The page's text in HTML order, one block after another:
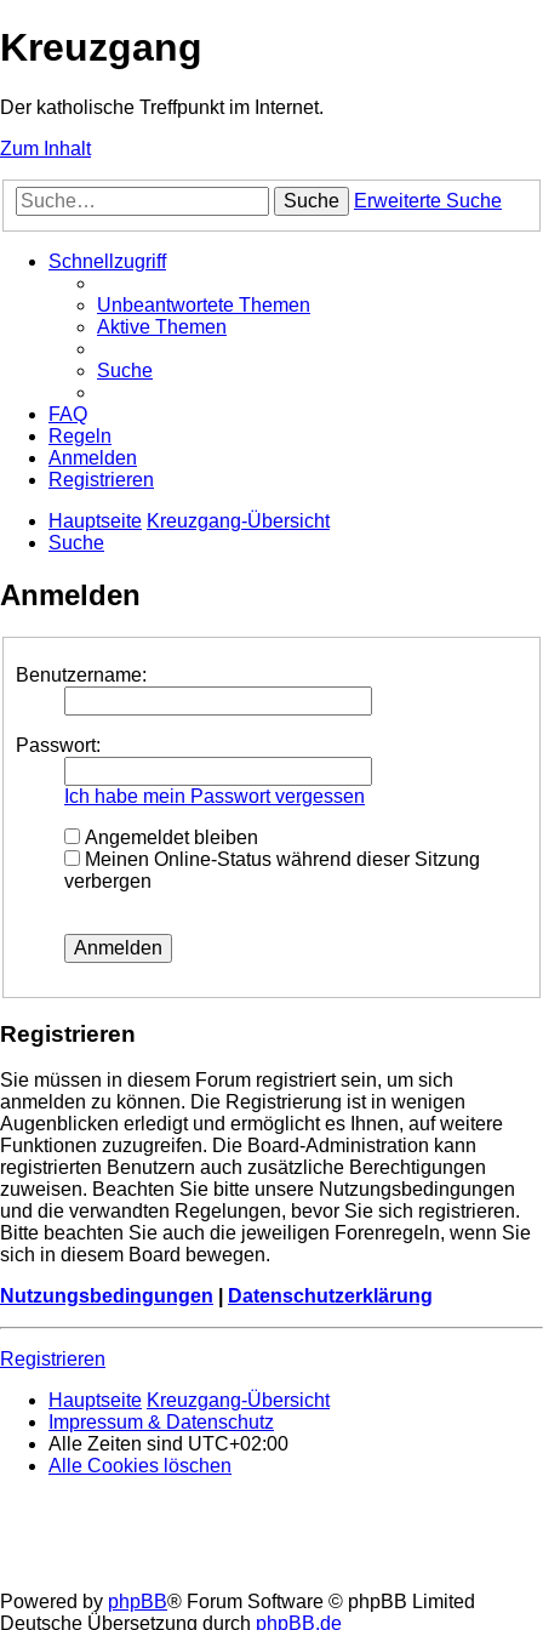
Kreuzgang
Der katholische Treffpunkt im Internet.
Zum Inhalt
Suche Erweiterte Suche
Schnellzugriff
Unbeantwortete Themen
Aktive Themen
Suche
FAQ
Regeln
Anmelden
Registrieren
Hauptseite Kreuzgang-Übersicht
Suche
Anmelden
Benutzername:
Passwort:
Ich habe mein Passwort vergessen
Angemeldet bleiben
Meinen Online-Status während dieser Sitzung
verbergen
Registrieren
Sie müssen in diesem Forum registriert sein, um sich
anmelden zu können. Die Registrierung ist in wenigen
Augenblicken erledigt und ermöglicht es Ihnen, auf weitere
Funktionen zuzugreifen. Die Board-Administration kann
registrierten Benutzern auch zusätzliche Berechtigungen
zuweisen. Beachten Sie bitte unsere Nutzungsbedingungen
und die verwandten Regelungen, bevor Sie sich registrieren.
Bitte beachten Sie auch die jeweiligen Forenregeln, wenn Sie
sich in diesem Board bewegen.
Nutzungsbedingungen
Datenschutzerklärung
Registrieren
Hauptseite Kreuzgang-Übersicht
Impressum & Datenschutz
Alle Zeiten sind UTC+02:00
Alle Cookies löschen
Powered by phpBB® Forum Software © phpBB Limited
Deutsche Übersetzung durch phpBB.de